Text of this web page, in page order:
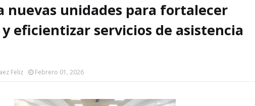
nuevas unidades para fortalecer
eficientizar servicios de asistencia
Feliz Febrero 01, 2026